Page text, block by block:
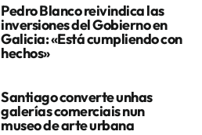
Pedro Blanco reivindica las
inversiones del Gobierno en
Galicia: «Está cumpliendo con
hechos»
Santiago converte unhas
galerías comerciais nun
museo de arte urbana